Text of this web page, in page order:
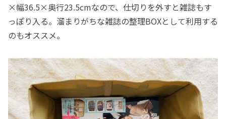
×幅36.5×奥行23.5cmなので、仕切りを外すと雑誌もす
っぽり入る。溜まりがちな雑誌の整理BOXとして利用する
のもオススメ。